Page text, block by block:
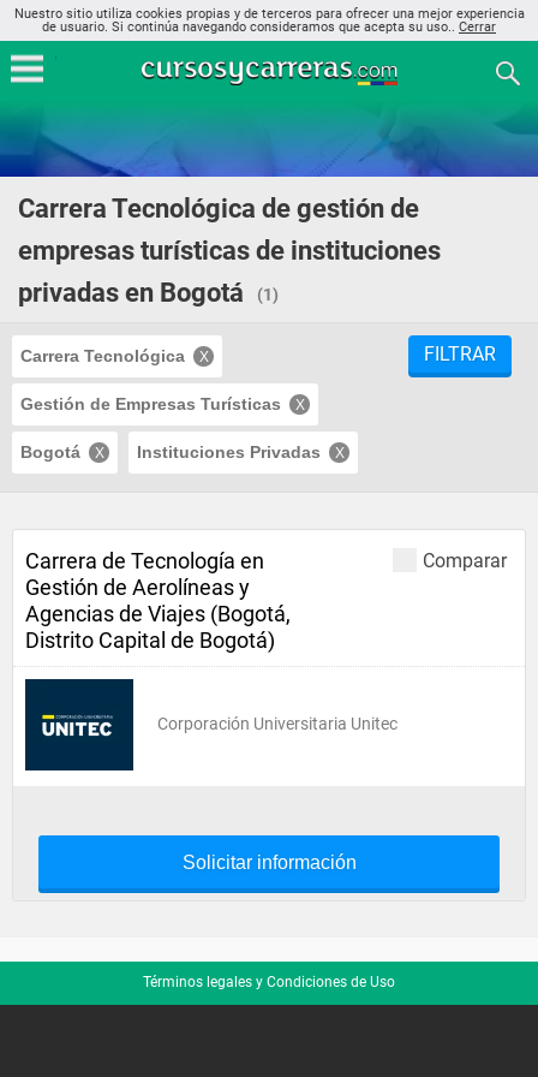
Nuestro sitio utiliza cookies propias y de terceros para ofrecer una mejor experiencia
de usuario. Si continúa navegando consideramos que acepta su uso.. Cerrar
Carrera Tecnológica de gestión de
empresas turísticas de instituciones
privadas en Bogotá
(1)
Carrera Tecnológica
Gestión de Empresas Turísticas
Bogotá Instituciones Privadas
FILTRAR
Comparar
Carrera de Tecnología en
Gestión de Aerolíneas y
Agencias de Viajes (Bogotá,
Distrito Capital de Bogotá)
Corporación Universitaria Unitec
Solicitar información
Términos legales y Condiciones de Uso